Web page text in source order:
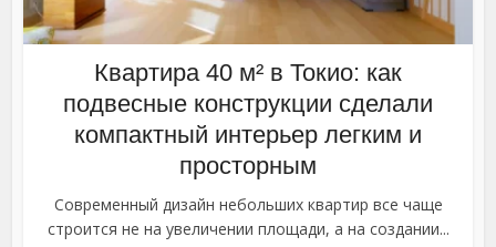
Квартира 40 м² в Токио: как
подвесные конструкции сделали
компактный интерьер легким и
просторным
Современный дизайн небольших квартир все чаще
строится не на увеличении площади, а на создании...